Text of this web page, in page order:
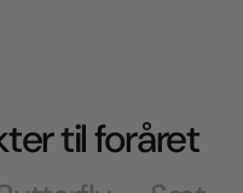
til foråret